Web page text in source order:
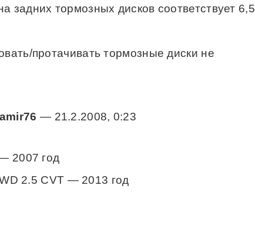
задних тормозных дисков соответствует 6,5
протачивать тормозные диски не
— 21.2.2008, 0:23
2007 год
2.5 CVT — 2013 год